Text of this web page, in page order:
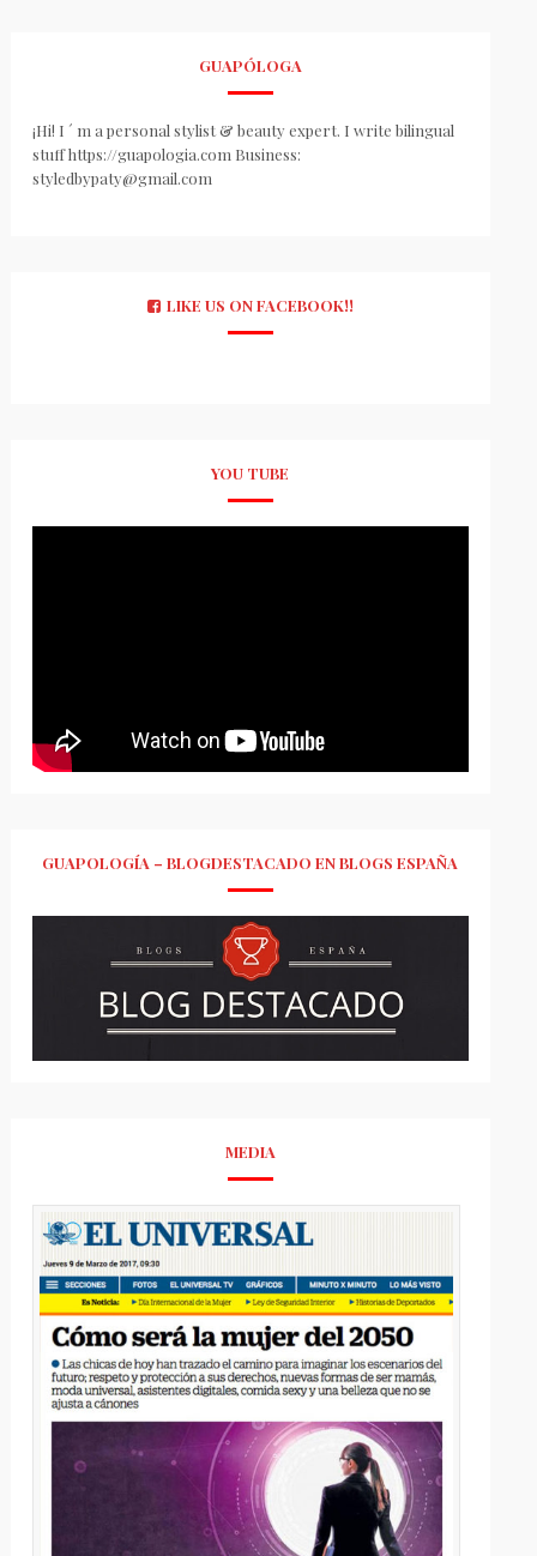
GUAPÓLOGA
¡Hi! I ´ m a personal stylist & beauty expert. I write bilingual
stuff https://guapologia.com Business:
styledbypaty@gmail.com
LIKE US ON FACEBOOK!!
YOU TUBE
GUAPOLOGÍA – BLOGDESTACADO EN BLOGS ESPAÑA
MEDIA